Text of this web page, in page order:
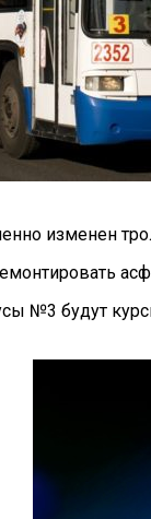
изменен
№3 будут